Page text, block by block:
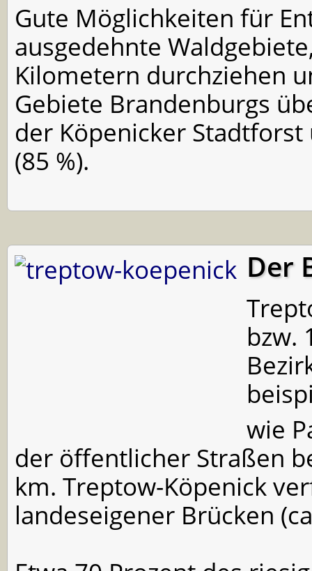
Gute Möglichkeiten für
ausgedehnte
Kilometern durchziehen
Gebiete Brandenburgs
der Köpenicker
(85 %).
Der
bzw.
wie
der öffentlicher Straßen
km. Treptow-Köpenick
landeseigener Brücken